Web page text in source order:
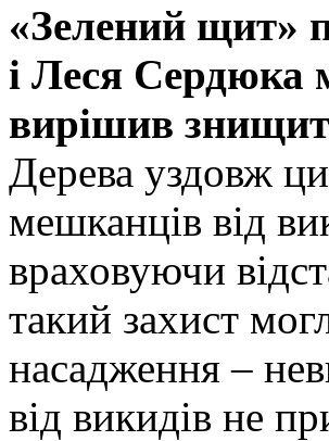
«Зелений щит»
і Леся Сердюка
вирішив
Дерева уздовж
мешканців від
враховуючи
такий захист
насадження –
від викидів не